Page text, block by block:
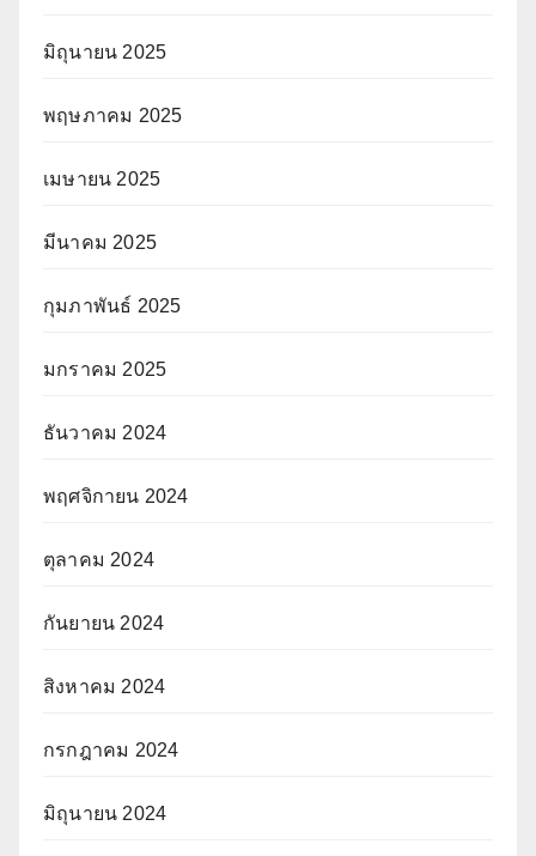
มิถุนายน 2025
พฤษภาคม 2025
เมษายน 2025
มีนาคม 2025
กุมภาพันธ์ 2025
มกราคม 2025
ธันวาคม 2024
พฤศจิกายน 2024
ตุลาคม 2024
กันยายน 2024
สิงหาคม 2024
กรกฎาคม 2024
มิถุนายน 2024